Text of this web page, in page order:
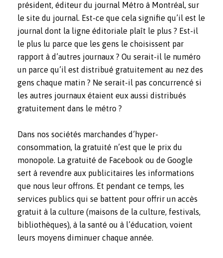
président, éditeur du journal Métro à Montréal, sur
le site du journal. Est-ce que cela signifie qu’il est le
journal dont la ligne éditoriale plaît le plus ? Est-il
le plus lu parce que les gens le choisissent par
rapport à d’autres journaux ? Ou serait-il le numéro
un parce qu’il est distribué gratuitement au nez des
gens chaque matin ? Ne serait-il pas concurrencé si
les autres journaux étaient eux aussi distribués
gratuitement dans le métro ?
Dans nos sociétés marchandes d’hyper-
consommation, la gratuité n’est que le prix du
monopole. La gratuité de Facebook ou de Google
sert à revendre aux publicitaires les informations
que nous leur offrons. Et pendant ce temps, les
services publics qui se battent pour offrir un accès
gratuit à la culture (maisons de la culture, festivals,
bibliothèques), à la santé ou à l’éducation, voient
leurs moyens diminuer chaque année.